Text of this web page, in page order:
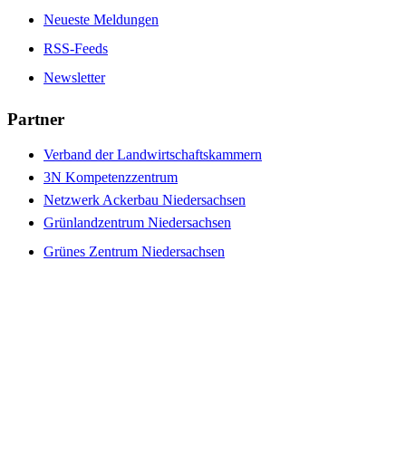
Neueste Meldungen
RSS-Feeds
Newsletter
Partner
Verband der Landwirtschaftskammern
3N Kompetenzzentrum
Netzwerk Ackerbau Niedersachsen
Grünlandzentrum Niedersachsen
Grünes Zentrum Niedersachsen